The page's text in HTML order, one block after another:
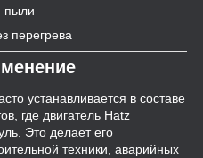
пыли
перегрева
устанавливается в составе
где двигатель Hatz
Это делает его
техники, аварийных